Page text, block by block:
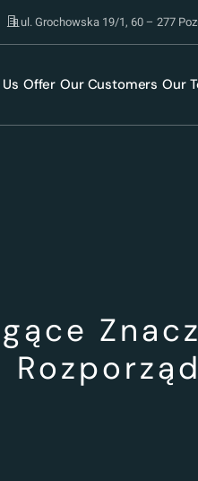
ul. Grochowska 19/1, 60 – 277
Offer Our Customers Our